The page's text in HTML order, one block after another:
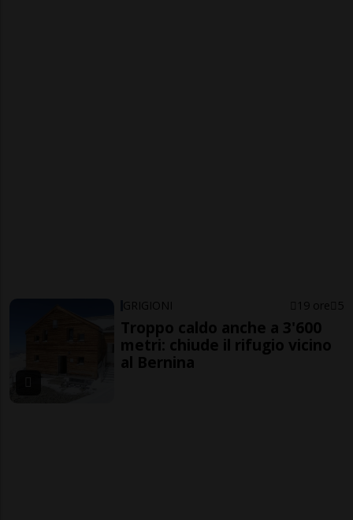
GRIGIONI 19 ore 5
Troppo caldo anche a 3'600
metri: chiude il rifugio vicino
al Bernina